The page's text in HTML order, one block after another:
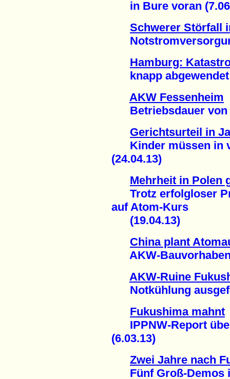
in Bure voran
Schwerer Störfall
Hamburg:
knapp abgewendet
AKW Fessenheim
Betriebsdauer von
Gerichtsurteil in
Kinder müssen in
(24.04.13)
Mehrheit in Polen
Trotz erfolgloser
auf Atom-Kurs
(19.04.13)
China plant
AKW-Bauvorhaben
AKW-Ruine
Notkühlung
Fukushima mahnt
IPPNW-Report
(6.03.13)
Zwei Jahre nach
Fünf Groß-Demos